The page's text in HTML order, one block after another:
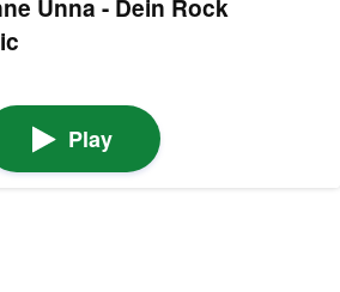
Unna - Dein Rock
Play